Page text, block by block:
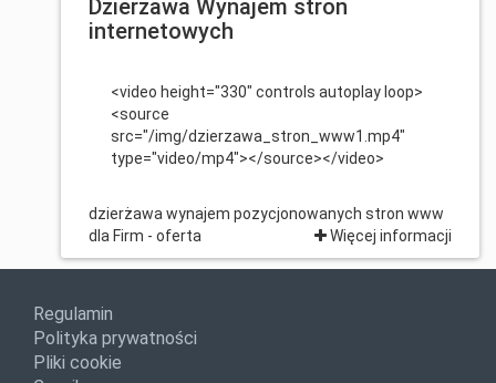
Dzierżawa Wynajem stron
internetowych
<video height="330" controls autoplay loop>
<source
src="/img/dzierzawa_stron_www1.mp4"
type="video/mp4"></source></video>
dzierżawa wynajem pozycjonowanych stron www
dla Firm - oferta
Więcej informacji
Regulamin
Polityka prywatności
Pliki cookie